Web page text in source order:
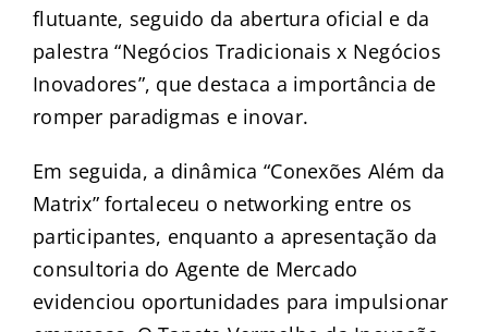
flutuante, seguido da abertura oficial e da
palestra “Negócios Tradicionais x Negócios
Inovadores”, que destaca a importância de
romper paradigmas e inovar.
Em seguida, a dinâmica “Conexões Além da
Matrix” fortaleceu o networking entre os
participantes, enquanto a apresentação da
consultoria do Agente de Mercado
evidenciou oportunidades para impulsionar